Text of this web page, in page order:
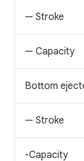
— Stroke
— Capacity
Bottom
— Stroke
-Capacity